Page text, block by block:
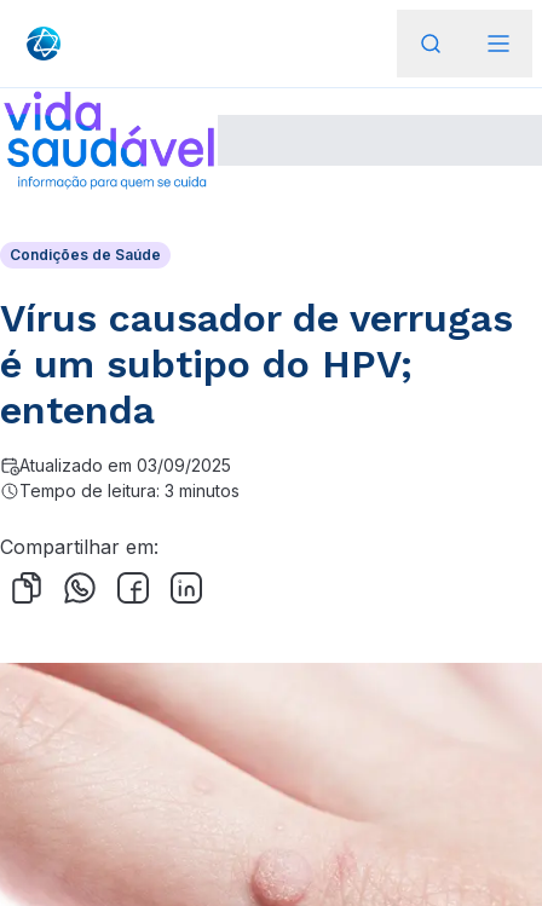
Condições de Saúde
Vírus causador de verrugas
é um subtipo do HPV;
entenda
Atualizado em 03/09/2025
Tempo de leitura: 3 minutos
Compartilhar em: